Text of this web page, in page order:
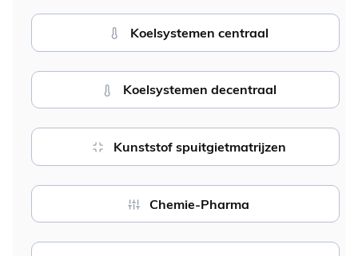
Koelsystemen centraal
Koelsystemen decentraal
Kunststof spuitgietmatrijzen
Chemie-Pharma